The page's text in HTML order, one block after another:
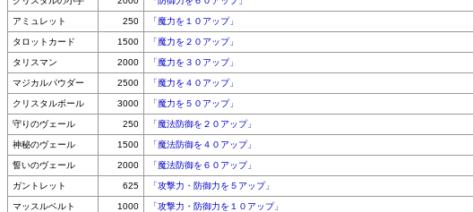
アミュレット 250 「魔力を１０アップ」
タロットカード 1500 「魔力を２０アップ」
タリスマン 2000 「魔力を３０アップ」
マジカルパウダー 2500 「魔力を４０アップ」
クリスタルボール 3000 「魔力を５０アップ」
守りのヴェール 250 「魔法防御を２０アップ」
神秘のヴェール 1500 「魔法防御を４０アップ」
誓いのヴェール 2000 「魔法防御を６０アップ」
ガントレット 625 「攻撃力・防御力を５アップ」
マッスルベルト 1000 「攻撃力・防御力を１０アップ」